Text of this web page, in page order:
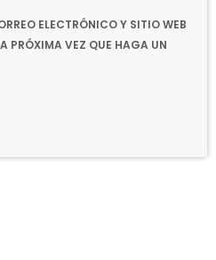
ELECTRÓNICO Y SITIO WEB
PRÓXIMA VEZ QUE HAGA UN